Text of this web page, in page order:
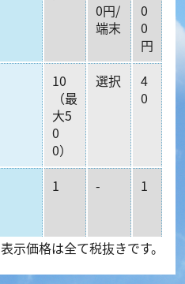
0円/
端末
0
0
円
10
（最
大5
0
0）
選択
4
0
1 - 1
表示価格は全て税抜きです。